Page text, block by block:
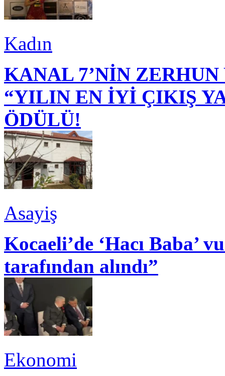
Kadın
KANAL 7’NİN
“YILIN EN İYİ ÇIKIŞ
ÖDÜLÜ!
Asayiş
Kocaeli’de ‘Hacı Baba’
tarafından alındı”
Ekonomi